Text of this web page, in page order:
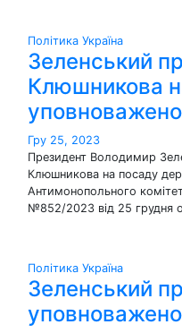
Політика Україна
Зеленський
Клюшникова
Гру 25, 2023
Президент Володимир
Клюшникова на посаду
Антимонопольного
№852/2023 від 25 грудня
Політика Україна
Зеленський